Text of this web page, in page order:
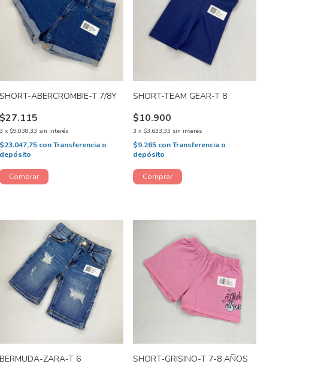
SHORT-ABERCROMBIE-T 7/8Y
$27.115
3 x $9.038,33 sin interés
$23.047,75 conTransferencia o
depósito
SHORT-TEAM GEAR-T 8
$10.900
3 x $3.633,33 sin interés
$9.265 con Transferencia o
depósito
BERMUDA-ZARA-T 6 SHORT-GRISINO-T 7-8 AÑOS